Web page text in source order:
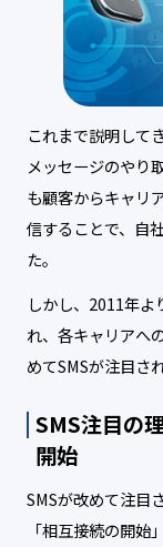
これまで説明して
メッセージのやり
も顧客からキャリ
信することで、自
た。
しかし、2011年よ
れ、各キャリアへ
めてSMSが注目さ
SMS注目の
開始
SMSが改めて注目
「相互接続の開